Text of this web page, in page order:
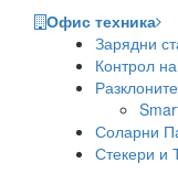
Офис техника
Зарядни
Контрол
Соларни
Стекери и